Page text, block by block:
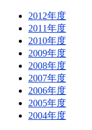
2012年度
2011年度
2010年度
2009年度
2008年度
2007年度
2006年度
2005年度
2004年度